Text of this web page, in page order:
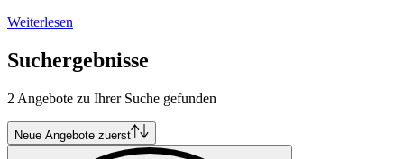
Weiterlesen
Suchergebnisse
2 Angebote zu Ihrer Suche gefunden
Neue Angebote zuerst